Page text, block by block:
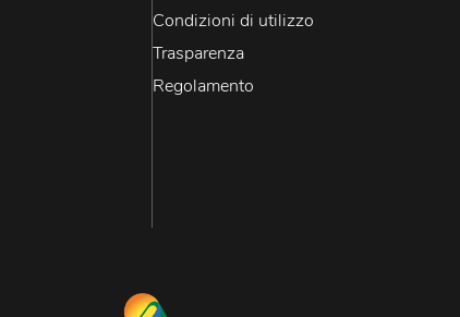
Condizioni di utilizzo
Trasparenza
Regolamento